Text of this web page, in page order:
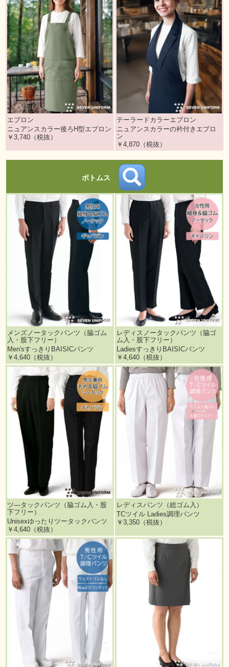
エプロン
ニュアンスカラー後ろH型エプロン
￥3,740（税抜）
テーラードカラーエプロン
ニュアンスカラーの衿付きエプロ
ン
￥4,870（税抜）
ボトムス
メンズノータックパンツ（脇ゴム
入・股下フリー）
Men'sすっきりBAISICパンツ
￥4,640（税抜）
レディスノータックパンツ（脇ゴ
ム入・股下フリー）
LadiesすっきりBAISICパンツ
￥4,640（税抜）
ツ―タックパンツ（脇ゴム入・股
下フリー）
Unisexゆったりツータックパンツ
￥4,640（税抜）
レディスパンツ（総ゴム入）
TCツイル Ladies調理パンツ
￥3,350（税抜）